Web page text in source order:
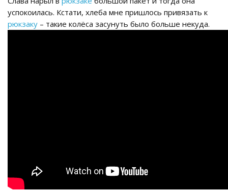
успокоилась. Кстати, хлеба мне пришлось привязать к
рюкзаку – такие колёса засунуть было больше некуда.